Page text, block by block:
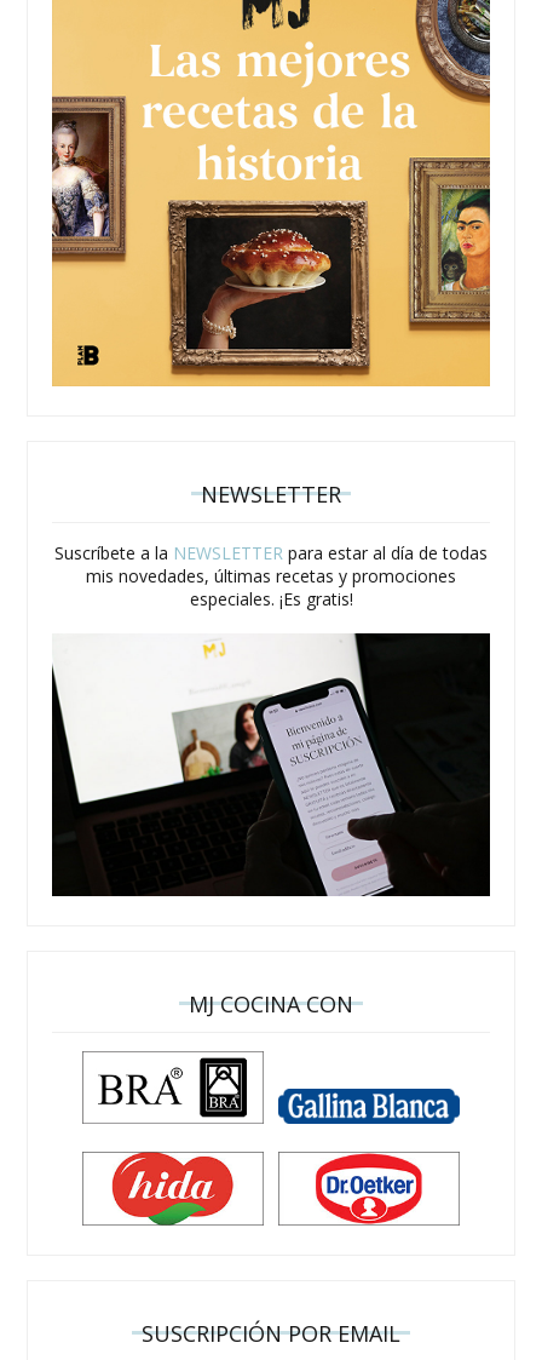
NEWSLETTER
Suscríbete a la NEWSLETTER para estar al día de todas
mis novedades, últimas recetas y promociones
especiales. ¡Es gratis!
MJ COCINA CON
SUSCRIPCIÓN POR EMAIL